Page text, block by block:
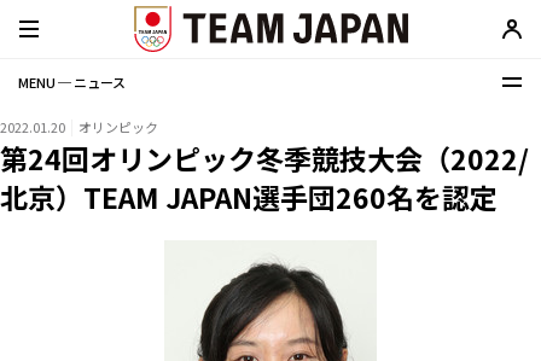
MENU ─ ニュース
2022.01.20 オリンピック
第24回オリンピック冬季競技大会（2022/
北京）TEAM JAPAN選手団260名を認定